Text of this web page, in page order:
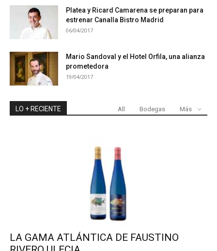
Platea y Ricard Camarena se preparan para
estrenar Canalla Bistro Madrid
06/04/2017
Mario Sandoval y el Hotel Orfila, una alianza
prometedora
19/04/2017
LO + RECIENTE All Bodegas Más
LA GAMA ATLÁNTICA DE FAUSTINO